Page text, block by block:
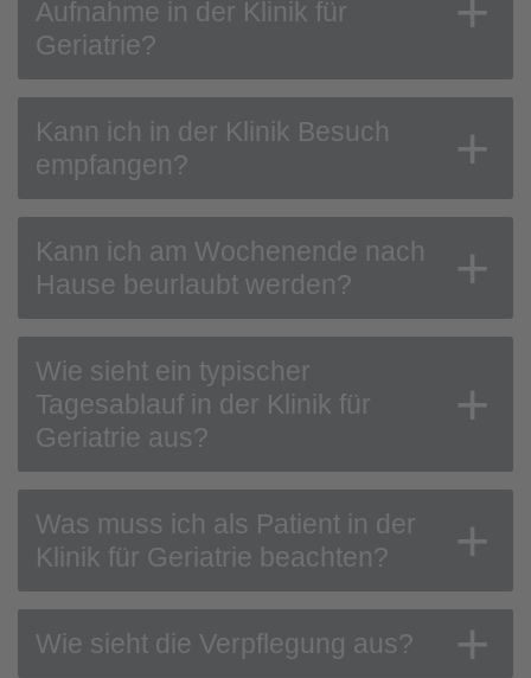
Aufnahme in der Klinik für
Geriatrie?
Kann ich in der Klinik Besuch
empfangen?
Kann ich am Wochenende nach
Hause beurlaubt werden?
Wie sieht ein typischer
Tagesablauf in der Klinik für
Geriatrie aus?
Was muss ich als Patient in der
Klinik für Geriatrie beachten?
Wie sieht die Verpflegung aus?